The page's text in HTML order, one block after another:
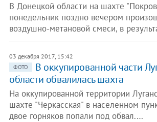
В Донецкой области на шахте
понедельник поздно вечером
воздушно-метановой смеси, в
03 декабря 2017, 15:42
ФОТО
В оккупированной части
области обвалилась шахта
На оккупированной территории
шахте "Черкасская" в населенном
двое горняков попали под обвал.…